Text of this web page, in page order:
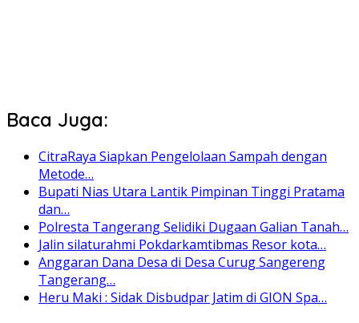
Baca Juga:
CitraRaya Siapkan Pengelolaan Sampah dengan
Metode…
Bupati Nias Utara Lantik Pimpinan Tinggi Pratama
dan…
Polresta Tangerang Selidiki Dugaan Galian Tanah…
Jalin silaturahmi Pokdarkamtibmas Resor kota…
Anggaran Dana Desa di Desa Curug Sangereng
Tangerang…
Heru Maki : Sidak Disbudpar Jatim di GION Spa…